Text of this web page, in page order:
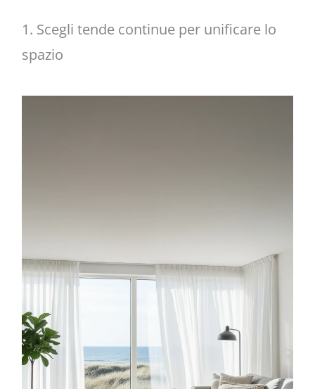
1. Scegli tende continue per unificare lo
spazio